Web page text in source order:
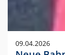
09.04.2026